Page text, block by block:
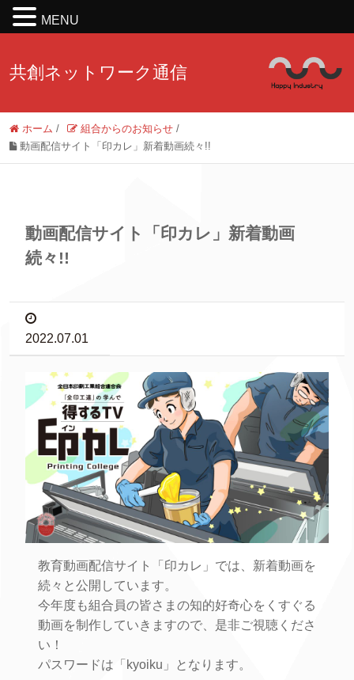
共創ネットワーク通信
ホーム / 組合からのお知らせ /
動画配信サイト「印カレ」新着動画続々!!
動画配信サイト「印カレ」新着動画
続々!!
2022.07.01
教育動画配信サイト「印カレ」では、新着動画を
続々と公開しています。
今年度も組合員の皆さまの知的好奇心をくすぐる
動画を制作していきますので、是非ご視聴くださ
い！
パスワードは「kyoiku」となります。
MENU